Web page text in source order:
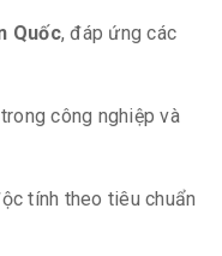
Quốc, đáp ứng các
công nghiệp và
tính theo tiêu chuẩn